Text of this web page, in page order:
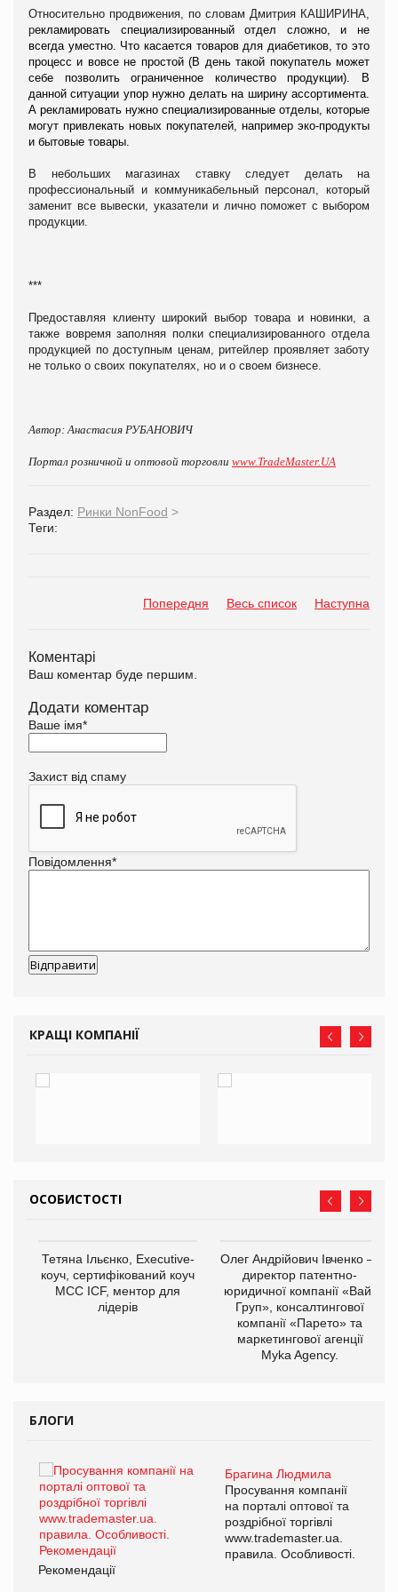
Относительно продвижения, по словам Дмитрия КАШИРИНА,
рекламировать специализированный отдел сложно, и не
всегда уместно. Что касается товаров для диабетиков, то это
процесс и вовсе не простой (В день такой покупатель может
себе позволить ограниченное количество продукции). В
данной ситуации упор нужно делать на ширину ассортимента.
А рекламировать нужно специализированные отделы, которые
могут привлекать новых покупателей, например эко-продукты
и бытовые товары.
В небольших магазинах ставку следует делать на
профессиональный и коммуникабельный персонал, который
заменит все вывески, указатели и лично поможет с выбором
продукции.
***
Предоставляя клиенту широкий выбор товара и новинки, а
также вовремя заполняя полки специализированного отдела
продукцией по доступным ценам, ритейлер проявляет заботу
не только о своих покупателях, но и о своем бизнесе.
Автор: Анастасия РУБАНОВИЧ
Портал розничной и оптовой торговли www.TradeMaster.UA
Раздел: Ринки NonFood >
Теги:
Попередня Весь список Наступна
Коментарі
Ваш коментар буде першим.
Додати коментар
Ваше імя*
Захист від спаму
Повідомлення*
КРАЩІ КОМПАНІЇ
ОСОБИСТОСТІ
Тетяна Ільєнко, Executive-
коуч, сертифікований коуч
МСС ICF, ментор для
лідерів
Олег Андрійович Івченко —
директор патентно-
юридичної компанії «Вайз
Груп», консалтингової
компанії «Парето» та
маркетингової агенції
Myka Agency.
БЛОГИ
Брагина Людмила
Просування компанії
на порталі оптової та
роздрібної торгівлі
www.trademaster.ua.
правила. Особливості.
Рекомендації